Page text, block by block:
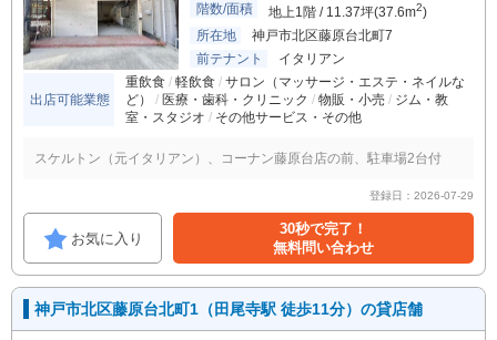
階数/面積
地上1階 / 11.37坪(37.6m2)
所在地
神戸市北区藤原台北町7
前テナント
イタリアン
出店可能業態
重飲食 軽飲食
サロン（マッサージ・エステ・ネイルな
ど）
医療・歯科・クリニック 物販・小売
ジム・教
室・スタジオ
その他サービス・その他
スケルトン（元イタリアン）、コーナン藤原台店の前、駐車場2台付
登録日：2026-07-29
お気に入り
30秒で完了！
無料問い合わせ
神戸市北区藤原台北町1（田尾寺駅 徒歩11分）の貸店舗